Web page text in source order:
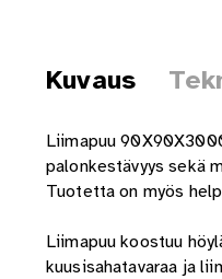
Kuvaus
Liimapuu
palonkestävyys sekä
Tuotetta on myös
Liimapuu koostuu
kuusisahatavaraa ja